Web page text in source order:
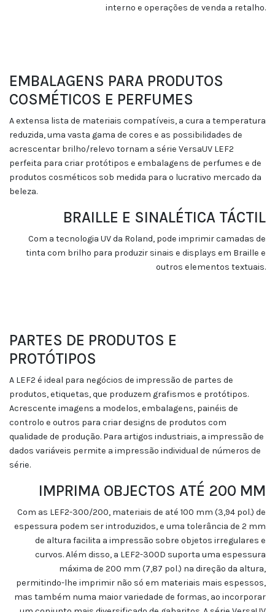
interno e operações de venda a retalho.
EMBALAGENS PARA PRODUTOS
COSMÉTICOS E PERFUMES
A extensa lista de materiais compatíveis, a cura a temperatura
reduzida, uma vasta gama de cores e as possibilidades de
acrescentar brilho/relevo tornam a série VersaUV LEF2
perfeita para criar protótipos e embalagens de perfumes e de
produtos cosméticos sob medida para o lucrativo mercado da
beleza.
BRAILLE E SINALÉTICA TÁCTIL
Com a tecnologia UV da Roland, pode imprimir camadas de
tinta com brilho para produzir sinais e displays em Braille e
outros elementos textuais.
PARTES DE PRODUTOS E
PROTÓTIPOS
A LEF2 é ideal para negócios de impressão de partes de
produtos, etiquetas, que produzem grafismos e protótipos.
Acrescente imagens a modelos, embalagens, painéis de
controlo e outros para criar designs de produtos com
qualidade de produção. Para artigos industriais, a impressão de
dados variáveis permite a impressão individual de números de
série.
IMPRIMA OBJECTOS ATÉ 200 MM
Com as LEF2-300/200, materiais de até 100 mm (3,94 pol.) de
espessura podem ser introduzidos, e uma tolerância de 2 mm
de altura facilita a impressão sobre objetos irregulares e
curvos. Além disso, a LEF2-300D suporta uma espessura
máxima de 200 mm (7,87 pol.) na direção da altura,
permitindo-lhe imprimir não só em materiais mais espessos,
mas também numa maior variedade de formas, ao incorporar